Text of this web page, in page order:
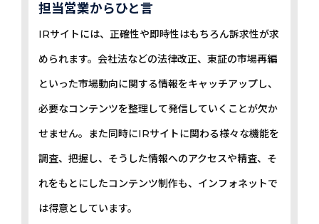
担当営業からひと言
IRサイトには、正確性や即時性はもちろん訴求性が求
められます。会社法などの法律改正、東証の市場再編
といった市場動向に関する情報をキャッチアップし、
必要なコンテンツを整理して発信していくことが欠か
せません。また同時にIRサイトに関わる様々な機能を
調査、把握し、そうした情報へのアクセスや精査、そ
れをもとにしたコンテンツ制作も、インフォネットで
は得意としています。